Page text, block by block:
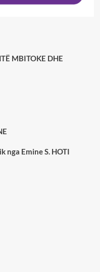
MBITOKE DHE
nga Emine S. HOTI